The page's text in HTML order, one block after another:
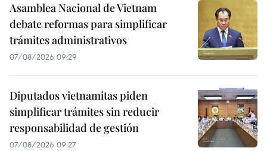
Asamblea Nacional de Vietnam
debate reformas para simplificar
trámites administrativos
07/08/2026 09:29
Diputados vietnamitas piden
simplificar trámites sin reducir
responsabilidad de gestión
07/08/2026 09:27